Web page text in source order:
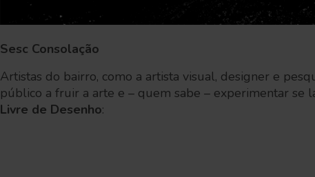
Sesc Consolação
Artistas do bairro, como a artista visual, designer e
público a fruir a arte e – quem sabe – experimentar se
Livre de Desenho: